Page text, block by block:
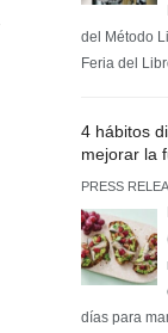
del Método
Feria del
4 hábitos
mejorar la
PRESS
días para